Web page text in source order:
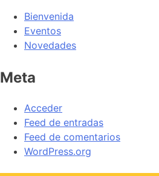
Bienvenida
Eventos
Novedades
Meta
Acceder
Feed de entradas
Feed de comentarios
WordPress.org